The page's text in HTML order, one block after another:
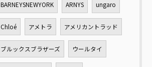
BARNEYSNEWYORK ARNYS ungaro
Chloé アメトラ アメリカントラッド
ブルックスブラザーズ ウールタイ